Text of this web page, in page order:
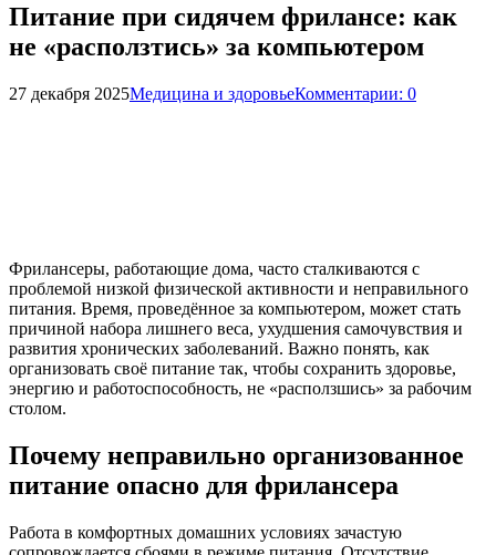
Питание при сидячем фрилансе: как
не «расползтись» за компьютером
27 декабря 2025Медицина и здоровьеКомментарии: 0
Фрилансеры, работающие дома, часто сталкиваются с
проблемой низкой физической активности и неправильного
питания. Время, проведённое за компьютером, может стать
причиной набора лишнего веса, ухудшения самочувствия и
развития хронических заболеваний. Важно понять, как
организовать своё питание так, чтобы сохранить здоровье,
энергию и работоспособность, не «расползшись» за рабочим
столом.
Почему неправильно организованное
питание опасно для фрилансера
Работа в комфортных домашних условиях зачастую